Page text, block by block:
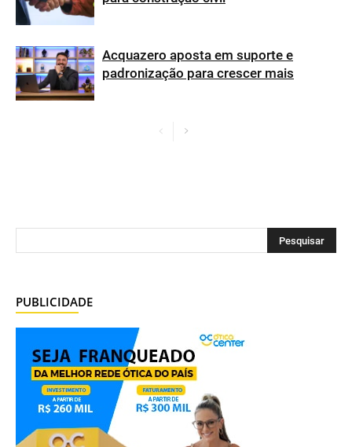
Acquazero aposta em suporte e
padronização para crescer mais
PUBLICIDADE